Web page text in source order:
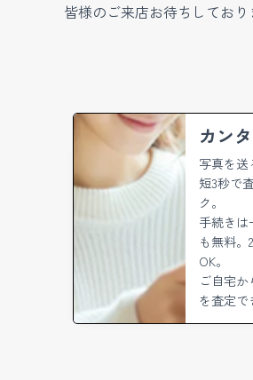
皆様のご来店お待ちしており
カン
写真を送
短3秒で
ク。
手続き
も無料。
OK。
ご自宅
を査定で